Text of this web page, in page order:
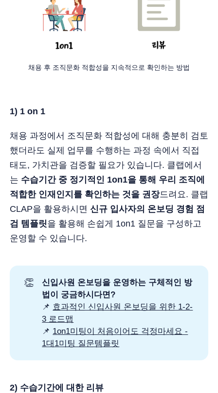
채용 후 조직문화 적합성을 지속적으로 확인하는 방법
1) 1 on 1
채용 과정에서 조직문화 적합성에 대해 충분히 검토
했더라도 실제 업무를 수행하는 과정 속에서 직접
태도, 가치관을 검증할 필요가 있습니다. 클랩에서
는 수습기간 중 정기적인 1on1을 통해 우리 조직에
적합한 인재인지를 확인하는 것을 권장드려요. 클랩
CLAP을 활용하시면 신규 입사자의 온보딩 경험 점
검 템플릿을 활용해 손쉽게 1on1 질문을 구성하고
운영할 수 있습니다.
👏
신입사원 온보딩을 운영하는 구체적인 방
법이 궁금하시다면?
📌 효과적인 신입사원 온보딩을 위한 1-2-
3 로드맵
📌 1on1미팅이 처음이어도 걱정마세요 -
1대1미팅 질문템플릿
2) 수습기간에 대한 리뷰